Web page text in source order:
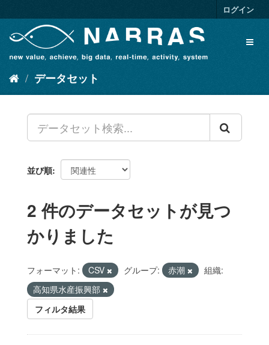
キ
ログイン
データセット
並び順
2 件のデータセットが見つ
かりました
フォーマット: CSV グループ: 赤潮
組織:
高知県水産振興部
フィルタ結果